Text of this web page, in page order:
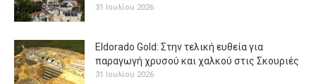
31 Ιουλίου 2026
Eldorado Gold: Στην τελική ευθεία για
παραγωγή χρυσού και χαλκού στις Σκουριές
31 Ιουλίου 2026